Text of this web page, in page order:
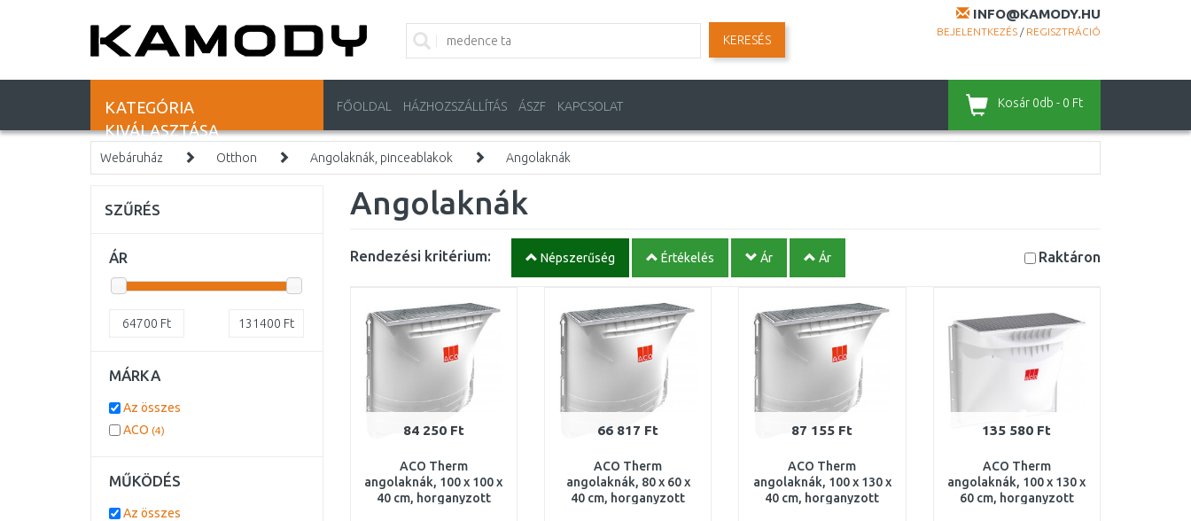
INFO@KAMODY.HU
BEJELENTKEZÉS / REGISZTRÁCIÓ
KERESÉS
KATEGÓRIA
KIVÁLASZTÁSA
FŐOLDAL HÁZHOZSZÁLLÍTÁS ÁSZF KAPCSOLAT Kosár 0db - 0 Ft
Webáruház Otthon Angolaknák, pinceablakok Angolaknák
Angolaknák
Rendezési kritérium: Népszerűség Értékelés Ár Ár Raktáron
84 250 Ft
ACO Therm
angolaknák, 100 x 100 x
40 cm, horganyzott
66 817 Ft
ACO Therm
angolaknák, 80 x 60 x
40 cm, horganyzott
87 155 Ft
ACO Therm
angolaknák, 100 x 130 x
40 cm, horganyzott
135 580 Ft
ACO Therm
angolaknák, 100 x 130 x
60 cm, horganyzott
SZŰRÉS
ÁR
64700 Ft 131400 Ft
MÁRKA
Az összes
ACO (4)
MŰKÖDÉS
Az összes